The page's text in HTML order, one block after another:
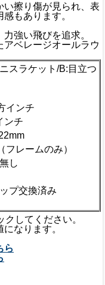
い擦り傷が見られ、表
もあります。
強い飛びを追求。
アベレージオールラウ
スラケット/B:目立つ
インチ
ンチ
フレームのみ）
し
プ交換済み
クしてください。
なります。
ら